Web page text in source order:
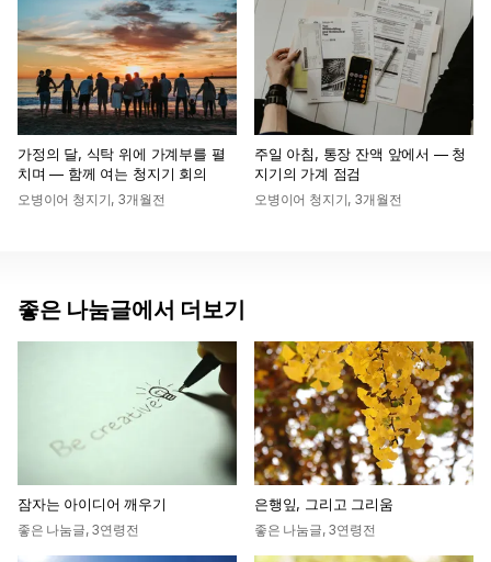
가정의 달, 식탁 위에 가계부를 펼
치며 — 함께 여는 청지기 회의
오병이어 청지기, 3개월전
주일 아침, 통장 잔액 앞에서 — 청
지기의 가계 점검
오병이어 청지기, 3개월전
좋은 나눔글에서 더보기
잠자는 아이디어 깨우기
좋은 나눔글, 3연령전
은행잎, 그리고 그리움
좋은 나눔글, 3연령전